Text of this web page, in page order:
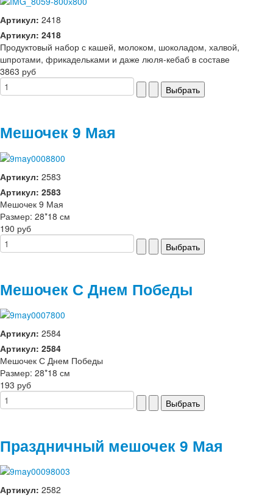
Артикул: 2418
Артикул: 2418
Продуктовый набор с кашей, молоком, шоколадом, халвой,
шпротами, фрикадельками и даже люля-кебаб в составе
3863 руб
Мешочек 9 Мая
Артикул: 2583
Артикул: 2583
Мешочек 9 Мая
Размер: 28*18 см
190 руб
Мешочек С Днем Победы
Артикул: 2584
Артикул: 2584
Мешочек С Днем Победы
Размер: 28*18 см
193 руб
Праздничный мешочек 9 Мая
Артикул: 2582